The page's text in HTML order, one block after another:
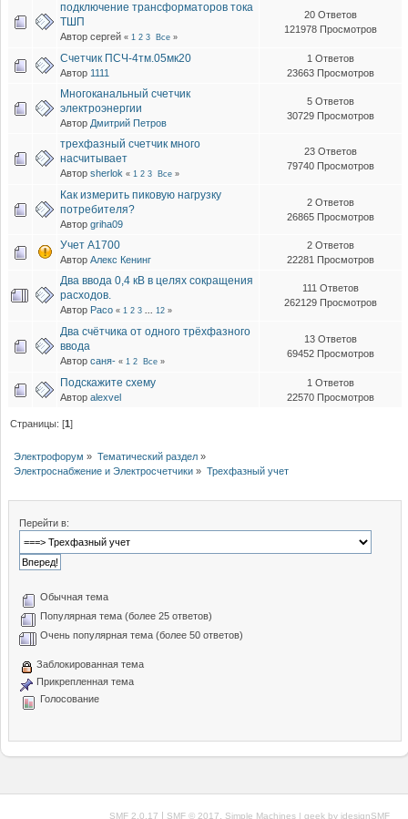
подключение трансформаторов тока
ТШП
Автор сергей « 1 2 3 Все »
20 Ответов
121978 Просмотров
Счетчик ПСЧ-4тм.05мк20
Автор 1111
1 Ответов
23663 Просмотров
Многоканальный счетчик
электроэнергии
Автор Дмитрий Петров
5 Ответов
30729 Просмотров
трехфазный счетчик много
насчитывает
Автор sherlok « 1 2 3 Все »
23 Ответов
79740 Просмотров
Как измерить пиковую нагрузку
потребителя?
Автор griha09
2 Ответов
26865 Просмотров
Учет А1700
Автор Алекс Кенинг
2 Ответов
22281 Просмотров
Два ввода 0,4 кВ в целях сокращения
расходов.
Автор Paco « 1 2 3 ... 12 »
111 Ответов
262129 Просмотров
Два счётчика от одного трёхфазного
ввода
Автор саня- « 1 2 Все »
13 Ответов
69452 Просмотров
Подскажите схему
Автор alexvel
1 Ответов
22570 Просмотров
Страницы: [1]
Электрофорум » Тематический раздел»
Электроснабжение и Электросчетчики » Трехфазный учет
Перейти в:
Обычная тема
Популярная тема (более 25 ответов)
Очень популярная тема (более 50 ответов)
Заблокированная тема
Прикрепленная тема
Голосование
SMF 2.0.17 | SMF © 2017 Simple Machines | geek by idesignSMF